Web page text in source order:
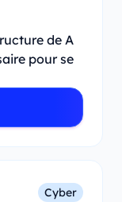
de A
pour se
Cyber